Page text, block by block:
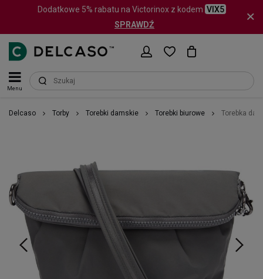
Dodatkowe 5% rabatu na Victorinox z kodem VIX5
SPRAWDŹ
Menu
Delcaso Torby Torebki damskie Torebki biurowe Torebka